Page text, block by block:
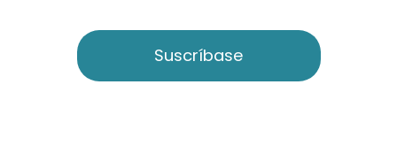
Suscríbase